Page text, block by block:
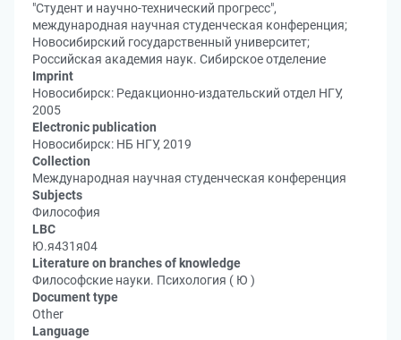
"Студент и научно-технический прогресс",
международная научная студенческая конференция;
Новосибирский государственный университет;
Российская академия наук. Сибирское отделение
Imprint
Новосибирск: Редакционно-издательский отдел НГУ,
2005
Electronic publication
Новосибирск: НБ НГУ, 2019
Collection
Международная научная студенческая конференция
Subjects
Философия
LBC
Ю.я431я04
Literature on branches of knowledge
Философские науки. Психология ( Ю )
Document type
Other
Language